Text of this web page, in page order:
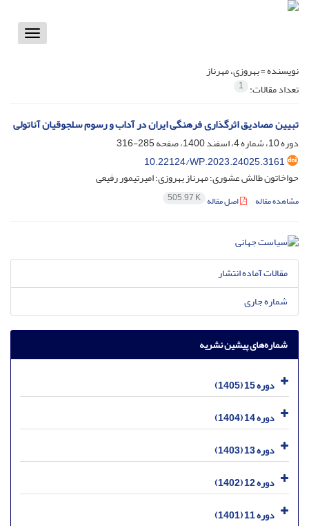
Toggle
نویسنده =بهروزی، مهرناز
تعداد مقالات: 1
تبیین مصادیق اثرگذاری فرهنگی ایران در آداب و رسوم سلجوقیان آناتولی
دوره 10، شماره 4، اسفند 1400، صفحه
285-316
10.22124/WP.2023.24025.3161
حواخاتون طالش عشوری؛ مهرناز بهروزی؛ امیرتیمور رفیعی
مشاهده مقاله اصل مقاله 505.97 K
مقالات آماده انتشار
شماره جاری
شماره‌های پیشین نشریه
دوره 15 (1405)
دوره 14 (1404)
دوره 13 (1403)
دوره 12 (1402)
دوره 11 (1401)